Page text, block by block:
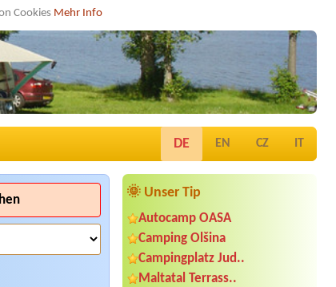
Cookies Mehr Info
DE EN CZ IT
🌞 Unser Tip
Autocamp OASA
Camping Olšina
Campingplatz Jud..
Maltatal Terrass..
Termin ab 2026-08-08 |
Neufelder See